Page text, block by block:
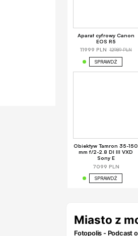
Aparat cyfrowy Canon
EOS R5
11999 PLN 12989 PLN
SPRAWDŹ
Obiektyw Tamron 35-150
mm f/2-2.8 DI III VXD
Sony E
7099 PLN
SPRAWDŹ